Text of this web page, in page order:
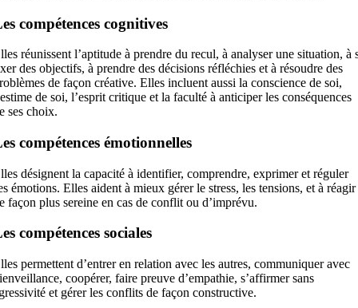
compétences cognitives
réunissent l’aptitude à prendre du recul, à analyser une situation, à
des objectifs, à prendre des décisions réfléchies et à résoudre des
de façon créative. Elles incluent aussi la conscience de soi,
de soi, l’esprit critique et la faculté à anticiper les conséquences
ses choix.
compétences émotionnelles
désignent la capacité à identifier, comprendre, exprimer et réguler
émotions. Elles aident à mieux gérer le stress, les tensions, et à réagir
façon plus sereine en cas de conflit ou d’imprévu.
compétences sociales
permettent d’entrer en relation avec les autres, communiquer avec
coopérer, faire preuve d’empathie, s’affirmer sans
et gérer les conflits de façon constructive.